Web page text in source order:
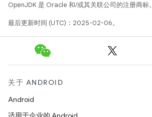
OpenJDK 是 Oracle 和/或其关联公司的注册商标。
最后更新时间 (UTC)：2025-02-06。
关于 ANDROID
Android